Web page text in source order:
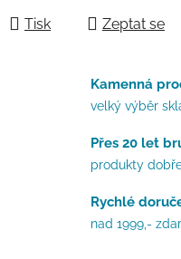
Tisk Zeptat se
Kamenná
velký výběr
Přes 20 let
produkty
Rychlé
nad 1999,-